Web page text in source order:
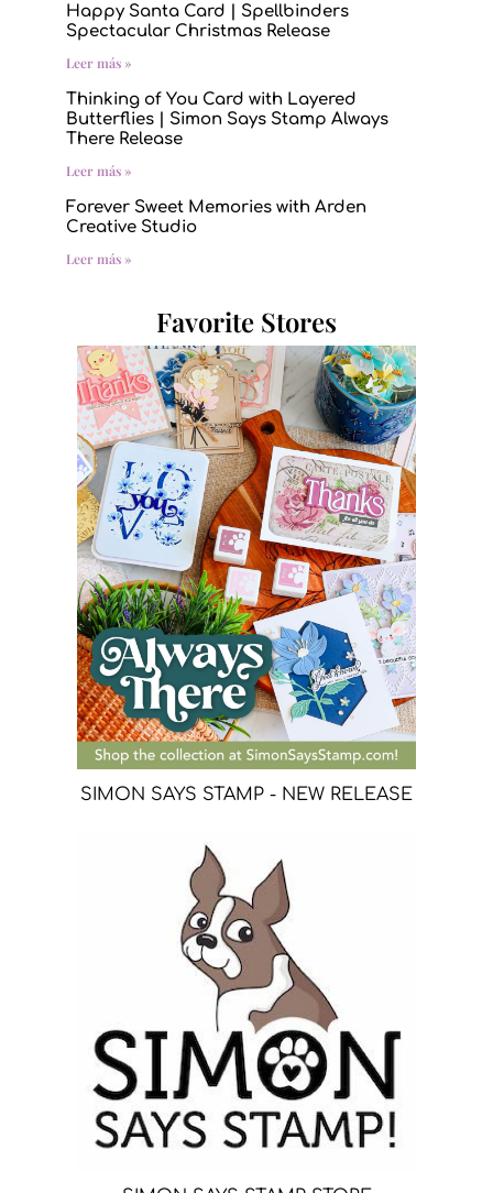
Happy Santa Card | Spellbinders
Spectacular Christmas Release
Leer más »
Thinking of You Card with Layered
Butterflies | Simon Says Stamp Always
There Release
Leer más »
Forever Sweet Memories with Arden
Creative Studio
Leer más »
Favorite Stores
SIMON SAYS STAMP - NEW RELEASE